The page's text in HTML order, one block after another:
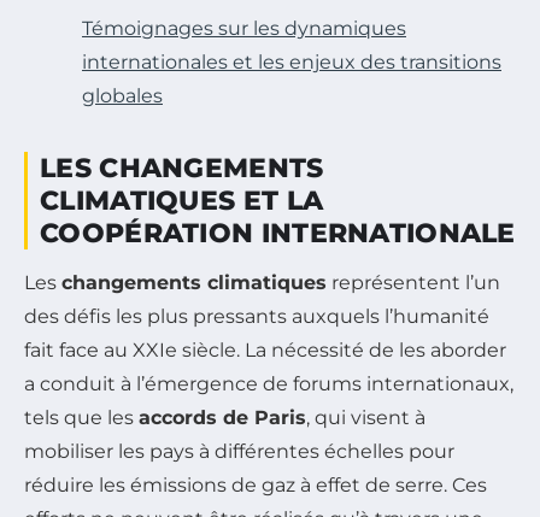
Témoignages sur les dynamiques
internationales et les enjeux des transitions
globales
LES CHANGEMENTS
CLIMATIQUES ET LA
COOPÉRATION INTERNATIONALE
Les changements climatiques représentent l’un
des défis les plus pressants auxquels l’humanité
fait face au XXIe siècle. La nécessité de les aborder
a conduit à l’émergence de forums internationaux,
tels que les accords de Paris, qui visent à
mobiliser les pays à différentes échelles pour
réduire les émissions de gaz à effet de serre. Ces